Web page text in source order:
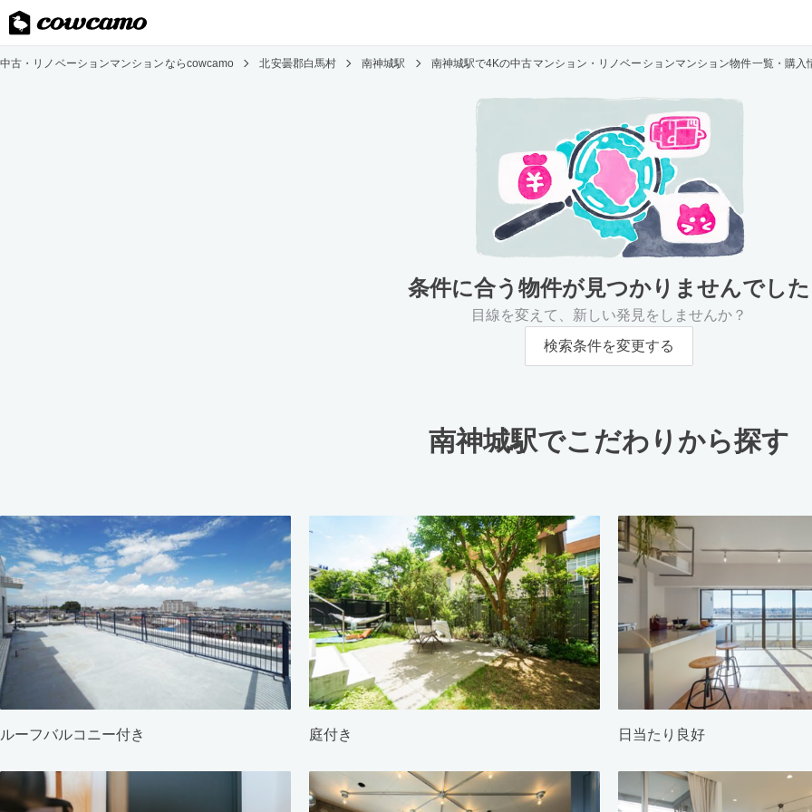
中古・リノベーションマンションならcowcamo 北安曇郡白馬村 南神城駅 南神城駅で4Kの中古マンション・リノベーションマンション物件一覧・購入
条件に合う物件が見つかりませんでした
目線を変えて、新しい発見をしませんか？
検索条件を変更する
南神城駅でこだわりから探す
ルーフバルコニー付き 庭付き 日当たり良好